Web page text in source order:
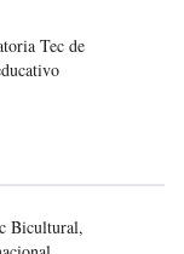
Tec de
Bicultural,